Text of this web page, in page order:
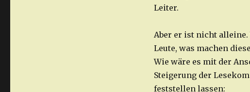
Leiter.
Aber er ist nicht alleine.
Leute, was machen
Wie wäre es mit der
Steigerung der
feststellen lassen: